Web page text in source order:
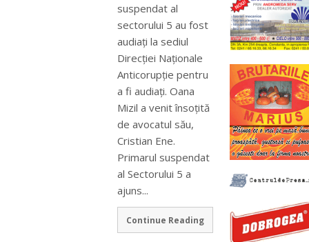
suspendat al
sectorului 5 au fost
audiaţi la sediul
Direcţiei Naţionale
Anticorupţie pentru
a fi audiaţi. Oana
Mizil a venit însoţită
de avocatul său,
Cristian Ene.
Primarul suspendat
al Sectorului 5 a
ajuns...
Continue Reading